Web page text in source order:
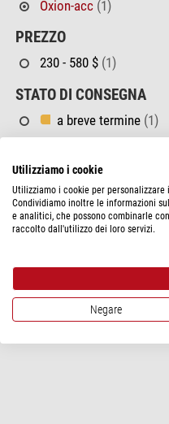
Oxion-acc (1)
PREZZO
230 - 580 $ (1)
STATO DI CONSEGNA
a breve termine (1)
Utilizziamo i cookie
Utilizziamo i cookie per
Condividiamo inoltre le informazioni
e analitici, che possono combinarle
raccolto dall'utilizzo dei loro servizi.
Negare